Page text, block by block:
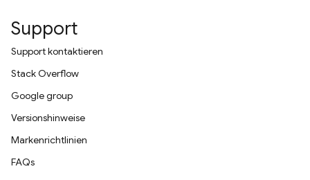
Support
Support kontaktieren
Stack Overflow
Google group
Versionshinweise
Markenrichtlinien
FAQs